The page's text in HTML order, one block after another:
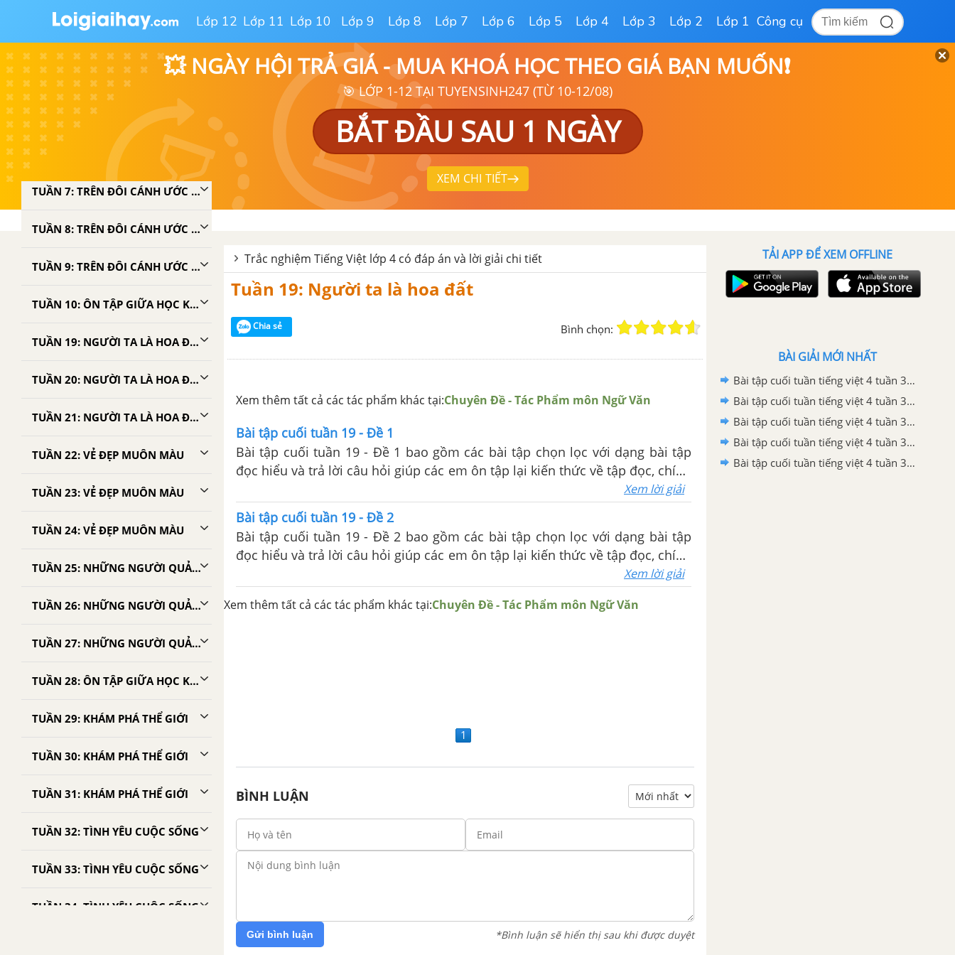
Lớp 12 Lớp 11 Lớp 10 Lớp 9 Lớp 8 Lớp 7 Lớp 6 Lớp 5 Lớp 4 Lớp 3 Lớp 2 Lớp 1 Công cụ
💥 NGÀY HỘI TRẢ GIÁ - MUA KHOÁ HỌC THEO GIÁ BẠN MUỐN❗
🎯 LỚP 1-12 TẠI TUYENSINH247 (TỪ 10-12/08)
BẮT ĐẦU SAU 1 NGÀY
XEM CHI TIẾT
TUẦN 3: THƯƠNG NGƯỜI NHƯ THỂ THƯƠNG THÂN
TUẦN 4: MĂNG MỌC THẲNG
TUẦN 5: MĂNG MỌC THẲNG
TUẦN 6: MĂNG MỌC THẲNG
TUẦN 7: TRÊN ĐÔI CÁNH ƯỚC MƠ
TUẦN 8: TRÊN ĐÔI CÁNH ƯỚC MƠ
TUẦN 9: TRÊN ĐÔI CÁNH ƯỚC MƠ
TUẦN 10: ÔN TẬP GIỮA HỌC KÌ 1
TUẦN 19: NGƯỜI TA LÀ HOA ĐẤT
TUẦN 20: NGƯỜI TA LÀ HOA ĐẤT
TUẦN 21: NGƯỜI TA LÀ HOA ĐẤT
TUẦN 22: VẺ ĐẸP MUÔN MÀU
TUẦN 23: VẺ ĐẸP MUÔN MÀU
TUẦN 24: VẺ ĐẸP MUÔN MÀU
TUẦN 25: NHỮNG NGƯỜI QUẢ CẢM
TUẦN 26: NHỮNG NGƯỜI QUẢ CẢM
TUẦN 27: NHỮNG NGƯỜI QUẢ CẢM
TUẦN 28: ÔN TẬP GIỮA HỌC KÌ 2
TUẦN 29: KHÁM PHÁ THỂ GIỚI
TUẦN 30: KHÁM PHÁ THỂ GIỚI
TUẦN 31: KHÁM PHÁ THỂ GIỚI
TUẦN 32: TÌNH YÊU CUỘC SỐNG
TUẦN 33: TÌNH YÊU CUỘC SỐNG
TUẦN 34: TÌNH YÊU CUỘC SỐNG
Trắc nghiệm Tiếng Việt lớp 4 có đáp án và lời giải chi tiết
Tuần 19: Người ta là hoa đất
Chia sẻ Bình chọn:
Xem thêm tất cả các tác phẩm khác tại:Chuyên Đề - Tác Phẩm môn Ngữ Văn
Bài tập cuối tuần 19 - Đề 1
Bài tập cuối tuần 19 - Đề 1 bao gồm các bài tập chọn lọc với dạng bài tập
đọc hiểu và trả lời câu hỏi giúp các em ôn tập lại kiến thức về tập đọc, chính
Xem lời giải
Bài tập cuối tuần 19 - Đề 2
Bài tập cuối tuần 19 - Đề 2 bao gồm các bài tập chọn lọc với dạng bài tập
đọc hiểu và trả lời câu hỏi giúp các em ôn tập lại kiến thức về tập đọc, chính
Xem lời giải
Xem thêm tất cả các tác phẩm khác tại:Chuyên Đề - Tác Phẩm môn Ngữ Văn
1
BÌNH LUẬN
Gửi bình luận *Bình luận sẽ hiển thị sau khi được duyệt
TẢI APP ĐỂ XEM OFFLINE
BÀI GIẢI MỚI NHẤT
Bài tập cuối tuần tiếng việt 4 tuần 35 - Đề 2 (Có đáp án và lời giải chi tiết)
Bài tập cuối tuần tiếng việt 4 tuần 35 - Đề 1 (Có đáp án và lời giải chi tiết)
Bài tập cuối tuần tiếng việt 4 tuần 34 - Đề 2 (Có đáp án và lời giải chi tiết)
Bài tập cuối tuần tiếng việt 4 tuần 34 - Đề 1 (Có đáp án và lời giải chi tiết)
Bài tập cuối tuần tiếng việt 4 tuần 33 - Đề 2 (Có đáp án và lời giải chi tiết)